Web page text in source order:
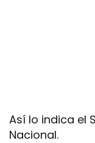
Así lo indica el
Nacional.